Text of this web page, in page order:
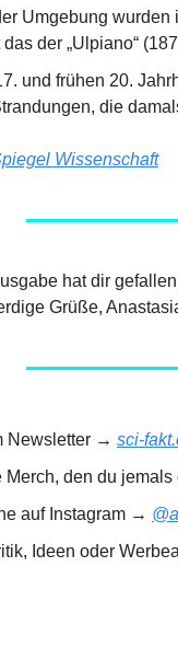
Umgebung
der „Ulpiano“
und frühen 20.
die
Wissenschaft
hat dir
Grüße,
Newsletter → sci-
den du
auf Instagram →
Ideen oder